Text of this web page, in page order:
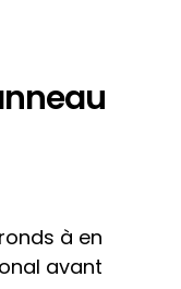
à en
avant